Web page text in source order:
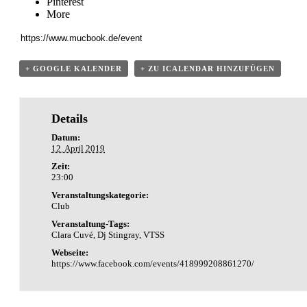
More
+ GOOGLE KALENDER + ZU ICALENDAR HINZUFÜGEN
Details
Datum:
12. April 2019
Zeit:
23:00
Veranstaltungskategorie:
Club
Veranstaltung-Tags:
Clara Cuvé ,Dj Stingray,VTSS
Webseite:
https://www.facebook.com/events/418999208861270/